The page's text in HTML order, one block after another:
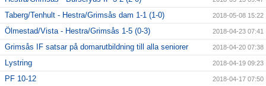
Taberg/Tenhult - Hestra/Grimsås dam 1-1 (1-0) 2018-05-08 15:22
Ölmestad/Vista - Hestra/Grimsås 1-5 (0-3) 2018-04-23 07:41
Grimsås IF satsar på domarutbildning till alla seniorer 2018-04-20 07:38
Lystring 2018-04-19 09:23
PF 10-12 2018-04-17 07:50